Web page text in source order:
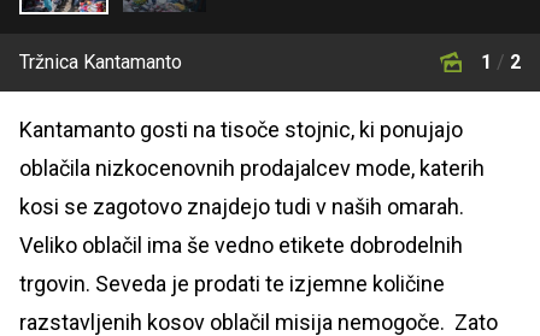
Tržnica Kantamanto 1 / 2
Kantamanto gosti na tisoče stojnic, ki ponujajo
oblačila nizkocenovnih prodajalcev mode, katerih
kosi se zagotovo znajdejo tudi v naših omarah.
Veliko oblačil ima še vedno etikete dobrodelnih
trgovin. Seveda je prodati te izjemne količine
razstavljenih kosov oblačil misija nemogoče. Zato